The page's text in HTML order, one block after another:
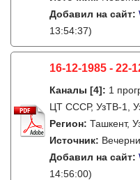
Добавил на сайт:
13:54:37)
16-12-1985 - 22-
Каналы [4]: 1
ЦТ СССР, УзТВ-1,
Регион: Ташкент,
Источник:
Добавил на сайт:
14:56:00)